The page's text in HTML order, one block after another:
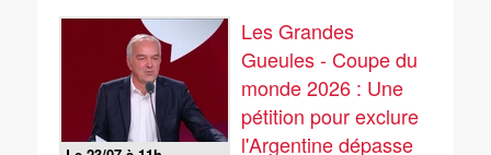
Les Grandes
Gueules - Coupe du
monde 2026 : Une
pétition pour exclure
l'Argentine dépasse